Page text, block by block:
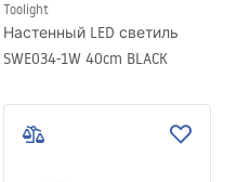
Toolight
Настенный LED светиль
SWE034-1W 40cm BLACK